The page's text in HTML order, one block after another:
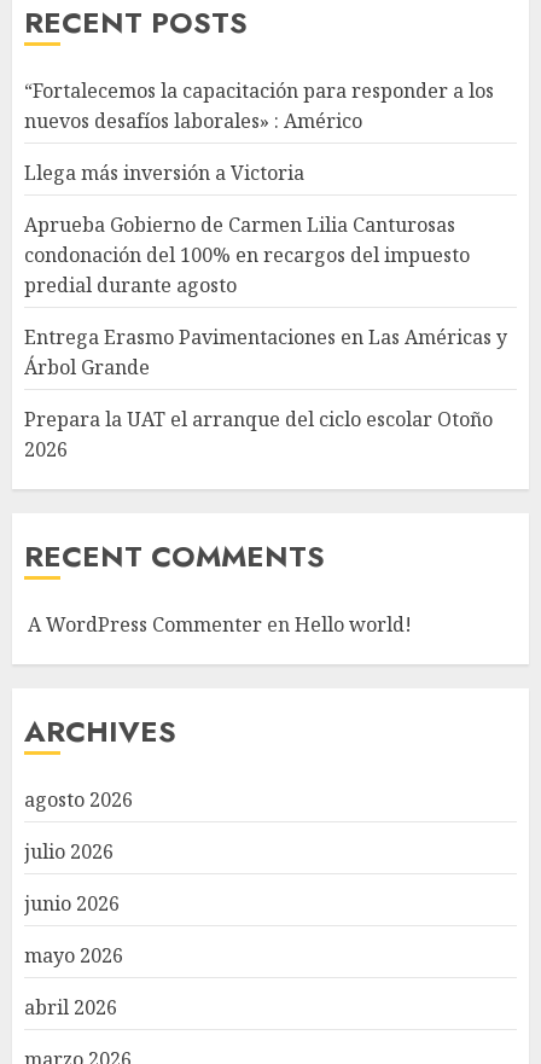
RECENT POSTS
“Fortalecemos la capacitación para responder a los
nuevos desafíos laborales» : Américo
Llega más inversión a Victoria
Aprueba Gobierno de Carmen Lilia Canturosas
condonación del 100% en recargos del impuesto
predial durante agosto
Entrega Erasmo Pavimentaciones en Las Américas y
Árbol Grande
Prepara la UAT el arranque del ciclo escolar Otoño
2026
RECENT COMMENTS
A WordPress Commenter enHello world!
ARCHIVES
agosto 2026
julio 2026
junio 2026
mayo 2026
abril 2026